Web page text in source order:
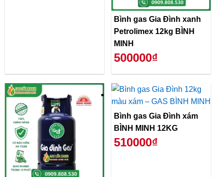
Bình gas Gia Đình xanh
Petrolimex 12kg BÌNH
MINH
500000₫
Bình gas Gia Đình xám
BÌNH MINH 12KG
510000₫